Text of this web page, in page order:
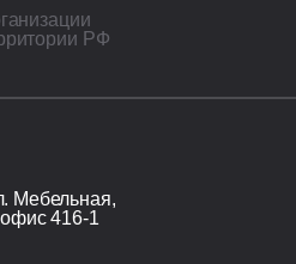
кровли: монолитная
надзор;
Мебельная,
416-1
РФ